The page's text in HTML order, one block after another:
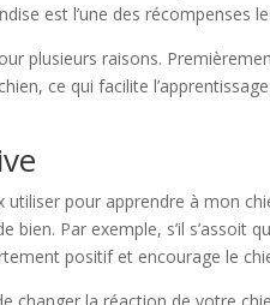
est l’une des récompenses
plusieurs raisons.
ce qui facilite
pour apprendre à mon
Par exemple, s’il
positif et encourage le
changer la réaction de votre